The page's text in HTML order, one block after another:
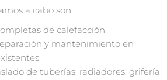
a cabo son:
de calefacción.
y mantenimiento en
de tuberías, radiadores, grifería